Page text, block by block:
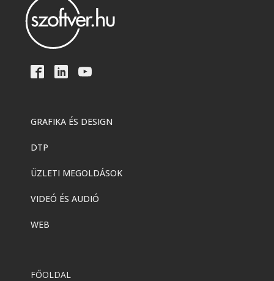
GRAFIKA ÉS DESIGN
DTP
ÜZLETI MEGOLDÁSOK
VIDEÓ ÉS AUDIÓ
WEB
FŐOLDAL